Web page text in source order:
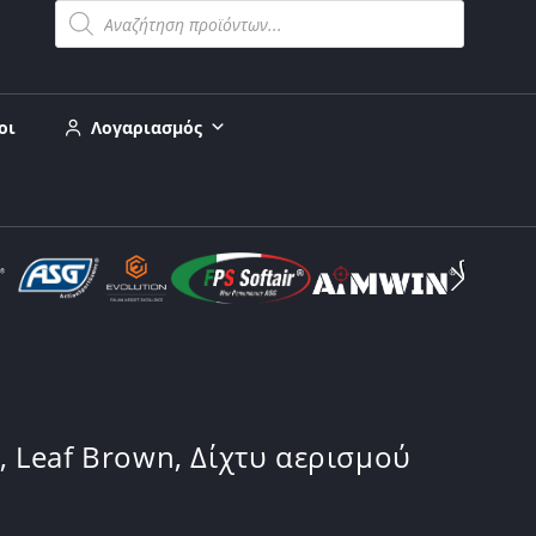
Λογαριασμός
Brown, Δίχτυ αερισμού